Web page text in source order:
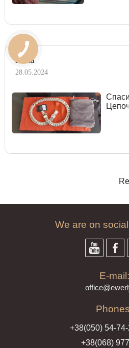
Dima
28.05.2024
We are on
E-mail:
office@ewe
+38(050) 54-7
+38(068) 97